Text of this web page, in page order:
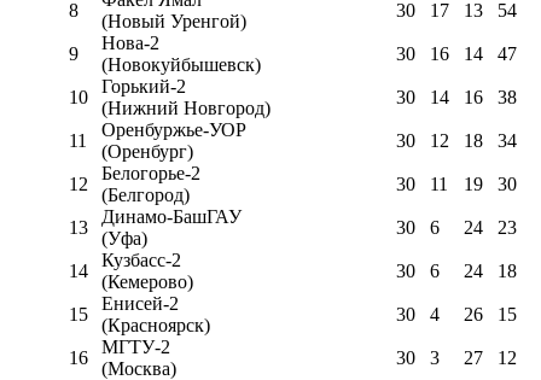
8
(Новый Уренгой)
30 17 13 54
9
Нова-2
(Новокуйбышевск)
30 16 14 47
10
Горький-2
(Нижний Новгород)
30 14 16 38
11
Оренбуржье-УОР
(Оренбург)
30 12 18 34
12
Белогорье-2
(Белгород)
30 11 19 30
13
Динамо-БашГАУ
(Уфа)
30 6 24 23
14
Кузбасс-2
(Кемерово)
30 6 24 18
15
Енисей-2
(Красноярск)
30 4 26 15
16
МГТУ-2
(Москва)
30 3 27 12